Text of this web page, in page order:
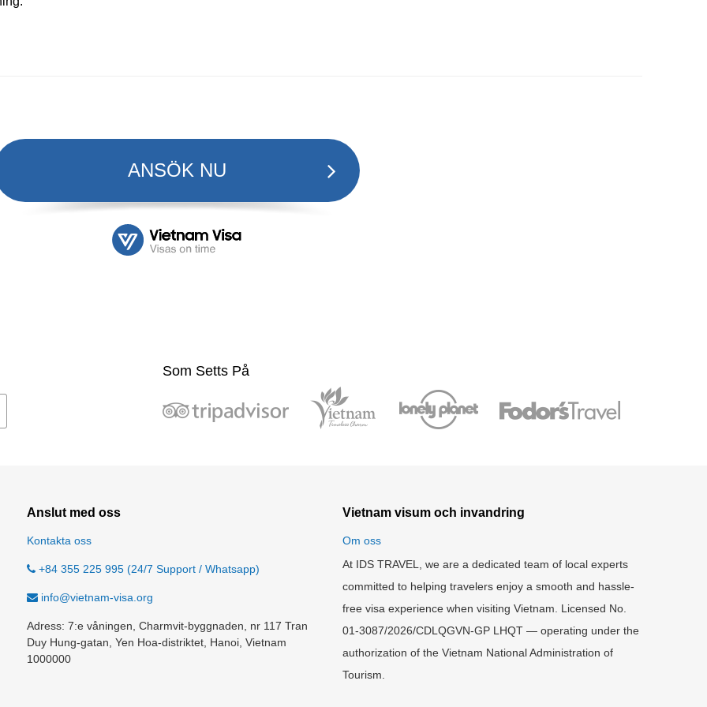
ANSÖK NU
Som Setts På
Anslut med oss
Kontakta oss
+84 355 225 995 (24/7 Support / Whatsapp)
info@vietnam-visa.org
Adress: 7:e våningen, Charmvit-byggnaden, nr 117 Tran
Duy Hung-gatan, Yen Hoa-distriktet, Hanoi, Vietnam
1000000
Vietnam visum och invandring
Om oss
At IDS TRAVEL, we are a dedicated team of local experts
committed to helping travelers enjoy a smooth and hassle-
free visa experience when visiting Vietnam. Licensed No.
01-3087/2026/CDLQGVN-GP LHQT — operating under the
authorization of the Vietnam National Administration of
Tourism.